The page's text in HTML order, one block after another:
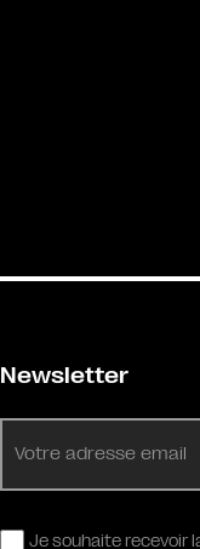
Newsletter
mail
RGPDJe souhaite recevoir